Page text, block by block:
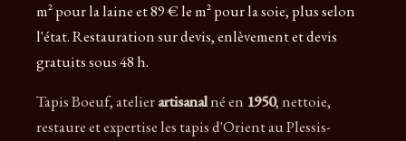
m² pour la laine et 89 € le m² pour la soie, plus selon
l'état. Restauration sur devis, enlèvement et devis
gratuits sous 48 h.
Tapis Boeuf, atelierartisanalné en 1950, nettoie,
restaure et expertise les tapis d'Orient au Plessis-